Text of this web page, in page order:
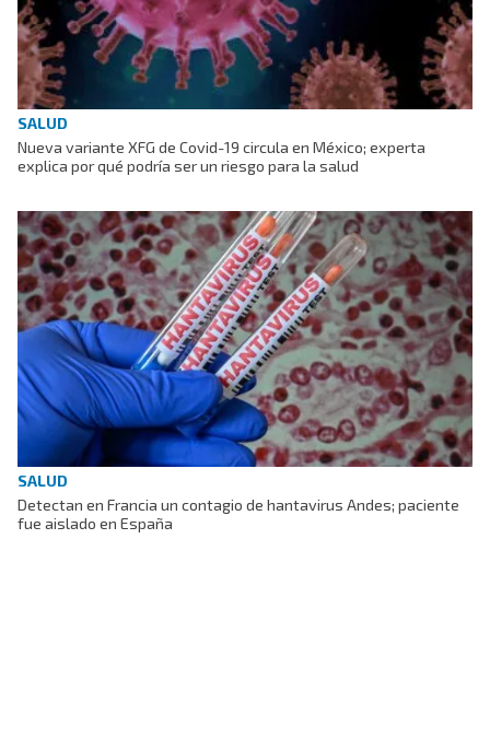
SALUD
Nueva variante XFG de Covid-19 circula en México; experta
explica por qué podría ser un riesgo para la salud
SALUD
Detectan en Francia un contagio de hantavirus Andes; paciente
fue aislado en España